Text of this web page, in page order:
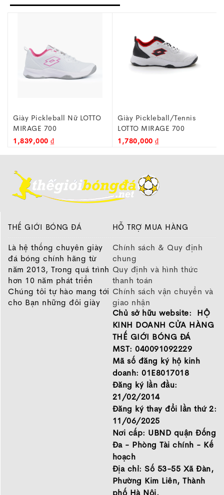
Giày Pickleball Nữ LOTTO
MIRAGE 700
LOTTE260102P - Trắng
1,839,000 ₫
Giày Pickleball/Tennis
LOTTO MIRAGE 700
LOTTE260103W Trắng Xám
1,780,000 ₫
THẾ GIỚI BÓNG ĐÁ
Là hệ thống chuyên giày
đá bóng chính hãng từ
năm 2013, Trong quá trình
hơn 10 năm phát triển
Chúng tôi tự hào mang tới
cho Bạn những đôi giày
HỖ TRỢ MUA HÀNG
Chính sách & Quy định
chung
Quy định và hình thức
thanh toán
Chính sách vận chuyển và
giao nhận
Chính sách bảo hành
Chính sách bảo mật thông
tin
Chủ sở hữu website: HỘ
KINH DOANH CỬA HÀNG
THẾ GIỚI BÓNG ĐÁ
MST: 040091092229
Mã số đăng ký hộ kinh
doanh: 01E8017018
Đăng ký lần đầu:
21/02/2014
Đăng ký thay đổi lần thứ 2:
11/06/2025
Nơi cấp: UBND quận Đống
Đa - Phòng Tài chính - Kế
hoạch
Địa chỉ: Số 53-55 Xã Đàn,
Phường Kim Liên, Thành
phố Hà Nội.